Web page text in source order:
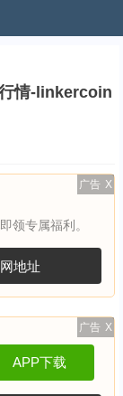
情-linkercoin
广告 X
领专属福利。
地址
广告 X
APP下载